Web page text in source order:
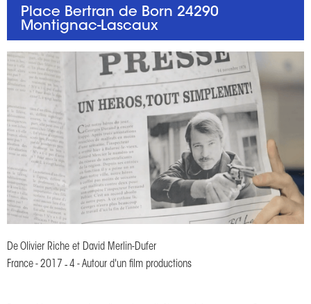
Place Bertran de Born 24290
Montignac-Lascaux
De Olivier Riche et David Merlin-Dufer
France - 2017 - 4 - Autour d'un film productions